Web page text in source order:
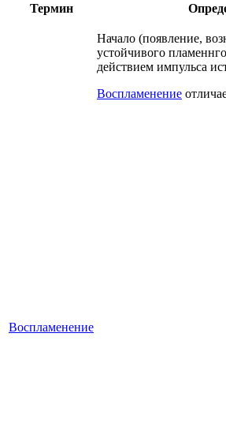
Термин
Воспламенение
Начало (появление,
устойчивого
действием импульса
Воспламенение